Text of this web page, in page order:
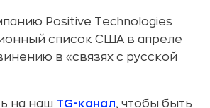
Positive Technologies
список США в апреле
в «связях с русской
на наш TG-канал, чтобы быть